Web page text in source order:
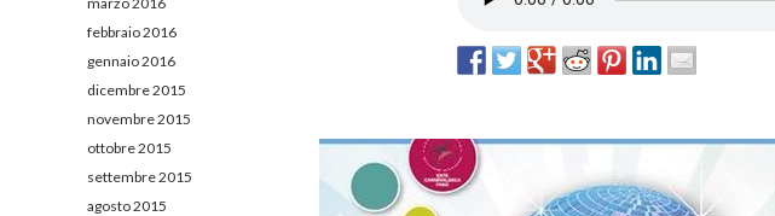
febbraio 2016
gennaio 2016
dicembre 2015
novembre 2015
ottobre 2015
settembre 2015
agosto 2015